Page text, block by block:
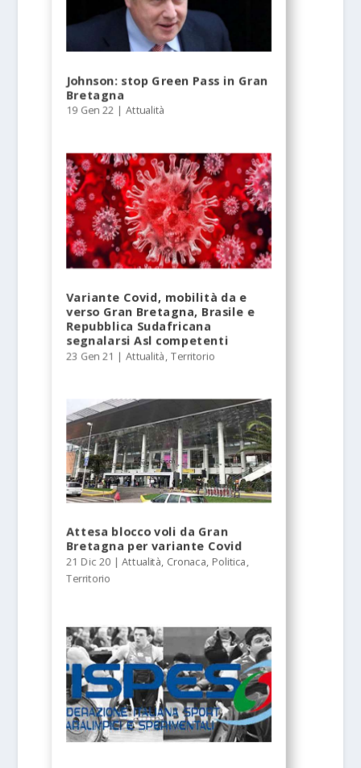
Johnson: stop Green Pass in Gran
Bretagna
19 Gen 22 |Attualità
Variante Covid, mobilità da e
verso Gran Bretagna, Brasile e
Repubblica Sudafricana
segnalarsi Asl competenti
23 Gen 21 |Attualità,Territorio
Attesa blocco voli da Gran
Bretagna per variante Covid
21 Dic 20 |Attualità, Cronaca,Politica,
Territorio